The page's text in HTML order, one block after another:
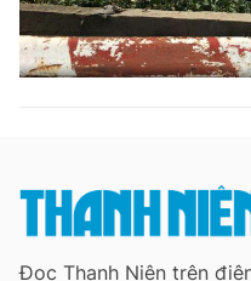
Đọc Thanh Niên trên